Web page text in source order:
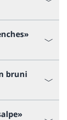
bruni